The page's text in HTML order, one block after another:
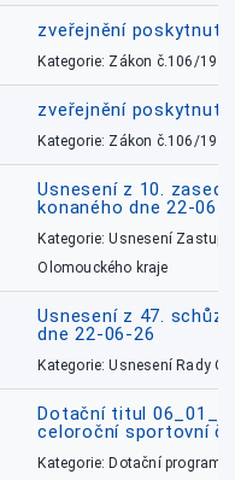
zveřejnění
Kategorie: Zákon č.106/1999
zveřejnění
Kategorie: Zákon č.106/1999
Usnesení z 10.
konaného dne 22-06-
Kategorie: Usnesení
Olomouckého kraje
Usnesení z 47.
dne 22-06-26
Kategorie: Usnesení Rady
Dotační titul
celoroční sportovní
Kategorie: Dotační